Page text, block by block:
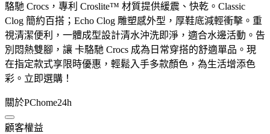
駱馳 Crocs，專利 Croslite™ 材質提供緩震、快乾。Classic
Clog 簡約百搭；Echo Clog 雕塑感外型，厚鞋底減輕衝擊。重
視清潔便利，一體成型設計清水沖洗即淨，適合水邊活動。告
別悶熱雙腳，讓 卡駱馳 Crocs 成為日常穿搭的舒適單品。現
在指定款式享限時優惠，輕鬆入手多款顏色，為生活增添色
彩。立即選購！
關於PChome24h
顧客權益